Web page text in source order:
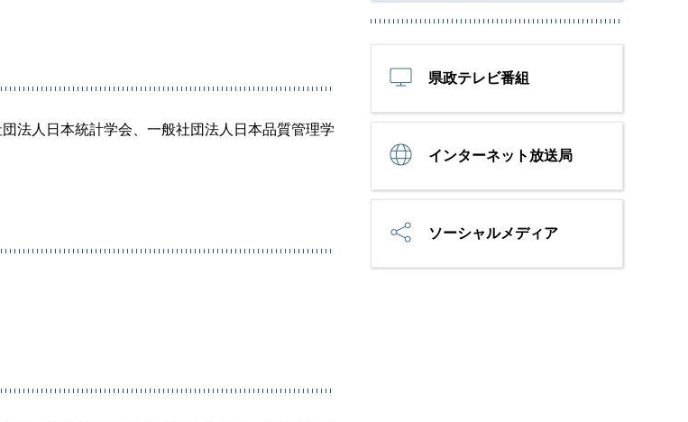
法人日本統計学会、一般社団法人日本品質管理学
県政テレビ番組
インターネット放送局
ソーシャルメディア